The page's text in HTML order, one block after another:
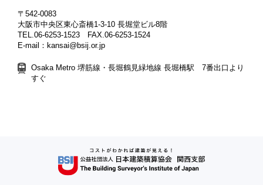
〒542-0083
大阪市中央区東心斎橋1-3-10 長堀堂ビル8階
TEL.06-6253-1523 FAX.06-6253-1524
E-mail：kansai@bsij.or.jp
Osaka Metro 堺筋線・長堀鶴見緑地線 長堀橋駅 7番出口より
すぐ